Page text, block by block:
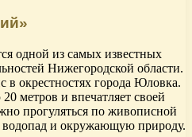
одной из самых известных
Нижегородской области.
в окрестностях города Юловка.
метров и впечатляет своей
прогуляться по живописной
водопад и окружающую природу.